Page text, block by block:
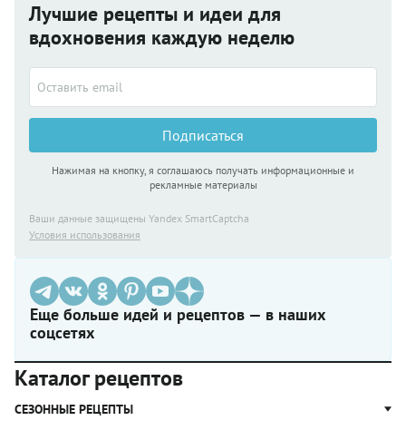
Лучшие рецепты и идеи для
вдохновения каждую неделю
Подписаться
Нажимая на кнопку, я соглашаюсь получать информационные и
рекламные материалы
Ваши данные защищены Yandex SmartCaptcha
Условия использования
Еще больше идей и рецептов — в наших
соцсетях
Каталог рецептов
СЕЗОННЫЕ РЕЦЕПТЫ